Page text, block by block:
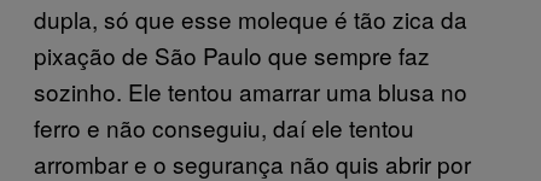
dupla, só que esse moleque é tão zica da
pixação de São Paulo que sempre faz
sozinho. Ele tentou amarrar uma blusa no
ferro e não conseguiu, daí ele tentou
arrombar e o segurança não quis abrir por